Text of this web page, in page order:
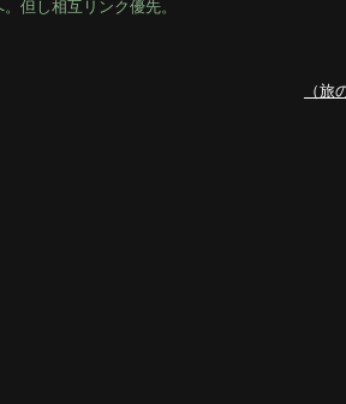
但し相互リンク優先。
（